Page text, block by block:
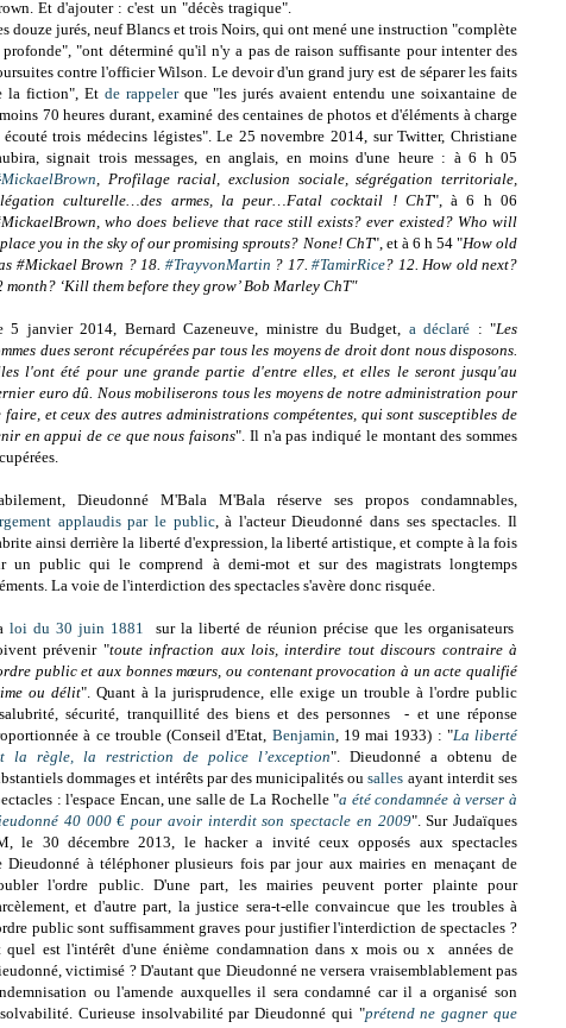
Et d'ajouter : c'est un "décès tragique".
douze jurés, neuf Blancs et trois Noirs, qui ont mené une instruction "complète
profonde", "ont déterminé qu'il n'y a pas de raison suffisante pour intenter des
contre l'officier Wilson. Le devoir d'un grand jury est de séparer les faits
la fiction", Et de rappelerque "les jurés avaient entendu une soixantaine de
70 heures durant, examiné des centaines de photos et d'éléments à charge
écouté trois médecins légistes". Le 25 novembre 2014, sur Twitter, Christiane
signait trois messages, en anglais, en moins d'une heure : à 6 h 05
MickaelBrown, Profilage racial, exclusion sociale, ségrégation territoriale,
culturelle…des armes, la peur…Fatal cocktail ! ChT", à 6 h 06
who does believe that race still exists? ever existed? Who will
you in the sky of our promising sprouts? None! ChT", et à 6 h 54 "How old
#Mickael Brown ? 18. #TrayvonMartin ? 17. #TamirRice? 12. How old next?
month? ‘Kill them before they grow’ Bob Marley ChT"
5 janvier 2014, Bernard Cazeneuve, ministre du Budget, a déclaré : "Les
dues seront récupérées par tous les moyens de droit dont nous disposons.
l'ont été pour une grande partie d'entre elles, et elles le seront jusqu'au
euro dû. Nous mobiliserons tous les moyens de notre administration pour
faire, et ceux des autres administrations compétentes, qui sont susceptibles de
en appui de ce que nous faisons". Il n'a pas indiqué le montant des sommes
Dieudonné M'Bala M'Bala réserve ses propos condamnables,
applaudis par le public, à l'acteur Dieudonné dans ses spectacles. Il
ainsi derrière la liberté d'expression, la liberté artistique, et compte à la fois
un public qui le comprend à demi-mot et sur des magistrats longtemps
La voie de l'interdiction des spectacles s'avère donc risquée.
loi du 30 juin 1881 sur la liberté de réunion précise que les organisateurs
prévenir "toute infraction aux lois, interdire tout discours contraire à
public et aux bonnes mœurs, ou contenant provocation à un acte qualifié
ou délit". Quant à la jurisprudence, elle exige un trouble à l'ordre public
sécurité, tranquillité des biens et des personnes - et une réponse
à ce trouble (Conseil d'Etat, Benjamin, 19 mai 1933) : "La liberté
la règle, la restriction de police l’exception". Dieudonné a obtenu de
dommages et intérêts par des municipalités ousalles ayant interdit ses
: l'espace Encan, une salle de La Rochelle "a été condamnée à verser à
40 000 € pour avoir interdit son spectacle en 2009". Sur Judaïques
le 30 décembre 2013, le hacker a invité ceux opposés aux spectacles
Dieudonné à téléphoner plusieurs fois par jour aux mairies en menaçant de
l'ordre public. D'une part, les mairies peuvent porter plainte pour
et d'autre part, la justice sera-t-elle convaincue que les troubles à
public sont suffisamment graves pour justifier l'interdiction de spectacles ?
quel est l'intérêt d'une énième condamnation dans x mois ou x années de
victimisé ? D'autant que Dieudonné ne versera vraisemblablement pas
ou l'amende auxquelles il sera condamné car il a organisé son
Curieuse insolvabilité par Dieudonné qui "prétend ne gagner que